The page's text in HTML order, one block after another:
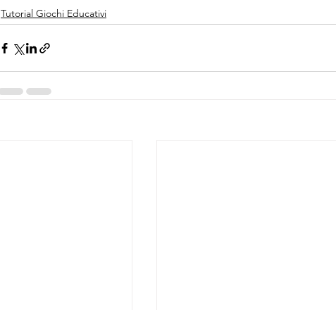
Tutorial Giochi Educativi